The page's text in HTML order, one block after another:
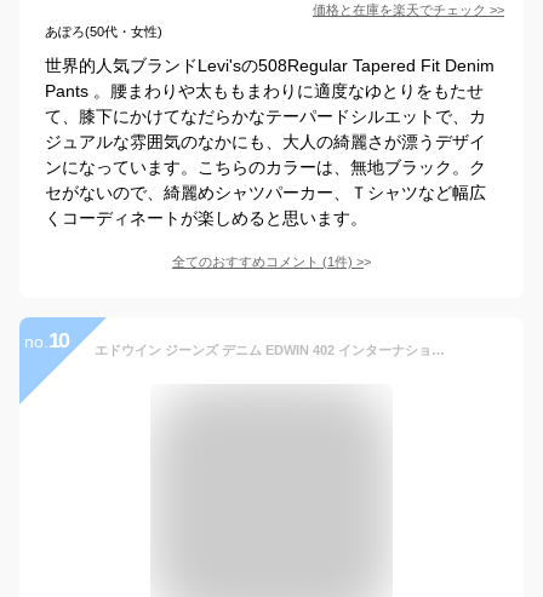
価格と在庫を楽天でチェック >>
あぽろ(50代・女性)
世界的人気ブランドLevi'sの508Regular Tapered Fit Denim
Pants 。腰まわりや太ももまわりに適度なゆとりをもたせ
て、膝下にかけてなだらかなテーパードシルエットで、カ
ジュアルな雰囲気のなかにも、大人の綺麗さが漂うデザイ
ンになっています。こちらのカラーは、無地ブラック。ク
セがないので、綺麗めシャツパーカー、Ｔシャツなど幅広
くコーディネートが楽しめると思います。
全てのおすすめコメント (1件) >
no. 10 エドウイン ジーンズ デニム EDWIN 402 インターナショナルベーシック 402 すっきりストレート E402-01 メンズ ブラック 黒 ブランド デニム ジーパン Gパン MADE IN JAPAN